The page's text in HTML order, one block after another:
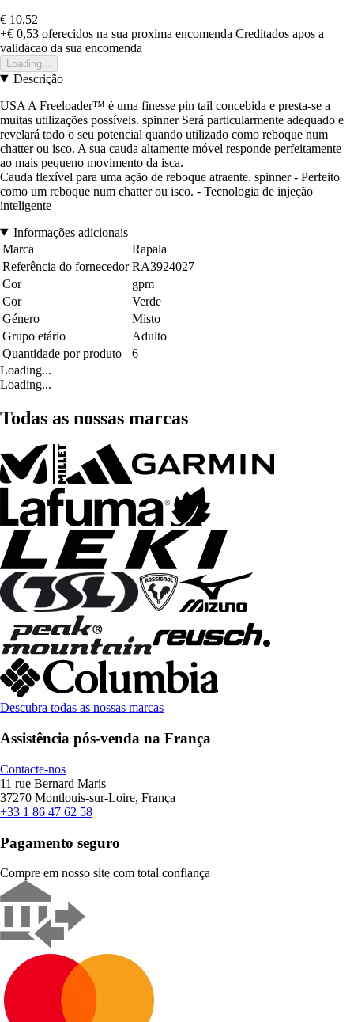
€ 10,52
+€ 0,53 oferecidos na sua proxima encomenda Creditados apos a
validacao da sua encomenda
Loading...
Descrição
USA A Freeloader™ é uma finesse pin tail concebida e presta-se a
muitas utilizações possíveis. spinner Será particularmente adequado e
revelará todo o seu potencial quando utilizado como reboque num
chatter ou isco. A sua cauda altamente móvel responde perfeitamente
ao mais pequeno movimento da isca.
Cauda flexível para uma ação de reboque atraente. spinner - Perfeito
como um reboque num chatter ou isco. - Tecnologia de injeção
inteligente
Informações adicionais
Marca
Rapala
Referência do fornecedor RA3924027
Cor
gpm
Cor
Verde
Género
Misto
Grupo etário
Adulto
Quantidade por produto
6
Loading...
Loading...
Todas as nossas marcas
Descubra todas as nossas marcas
Assistência pós-venda na França
Contacte-nos
11 rue Bernard Maris
37270 Montlouis-sur-Loire, França
+33 1 86 47 62 58
Pagamento seguro
Compre em nosso site com total confiança